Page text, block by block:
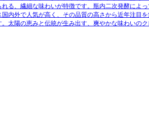
る、繊細な味わいが特徴です。瓶内二次発酵によ
内外で人気が高く、その品質の高さから近年注目
太陽の恵みと伝統が生み出す、爽やかな味わいの